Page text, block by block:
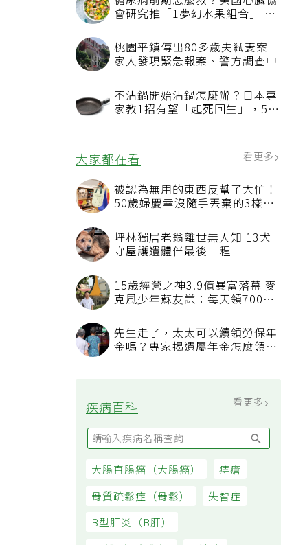
糖尿病前期怎麼救？美國心臟協
會研究推「1夢幻水果組合」 酪
桃園平鎮傳出80多歲夫弒妻案
家人發現緊急報案、警方調查中
不沾鍋開始沾鍋怎麼辦？日本專
家教1招有望「起死回生」，5情
大家都在看
被認為無用的東西反幫了大忙！
50歲婦慶幸沒隨手丟棄的3樣物
坪林獨居老翁離世無人知 13犬
守屋護遺體伴最後一程
15歲經營之神3.9億暴富落幕 麥
克風少年蘇友謙：每天領700元
過日子
先生走了，太太可以續領勞保年
疾病百科